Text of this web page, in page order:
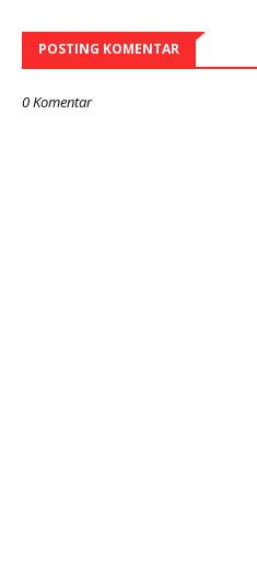
POSTING KOMENTAR
0 Komentar